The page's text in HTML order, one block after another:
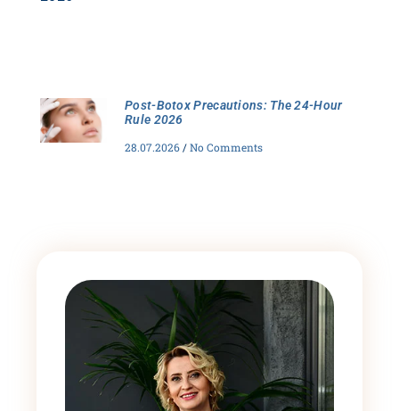
Post-Botox Precautions: The 24-Hour
Rule 2026
28.07.2026 No Comments